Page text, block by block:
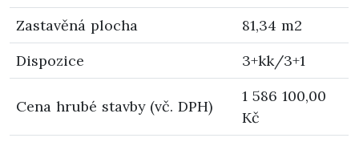
Zastavěná plocha
81,34 m2
Dispozice
3+kk/3+1
Cena hrubé stavby (vč. DPH)
1 586 100,00
Kč